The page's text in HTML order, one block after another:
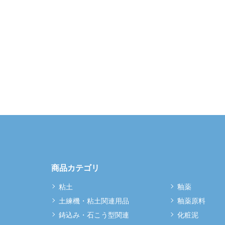
商品カテゴリ
粘土
土練機・粘土関連用品
鋳込み・石こう型関連
釉薬
釉薬原料
化粧泥